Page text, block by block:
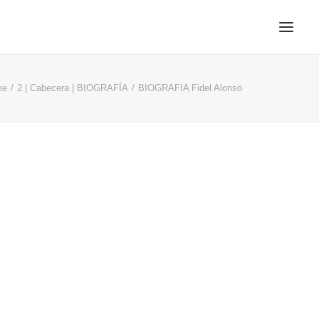
2 | Cabecera | BIOGRAFÍA BIOGRAFIA Fidel Alonso